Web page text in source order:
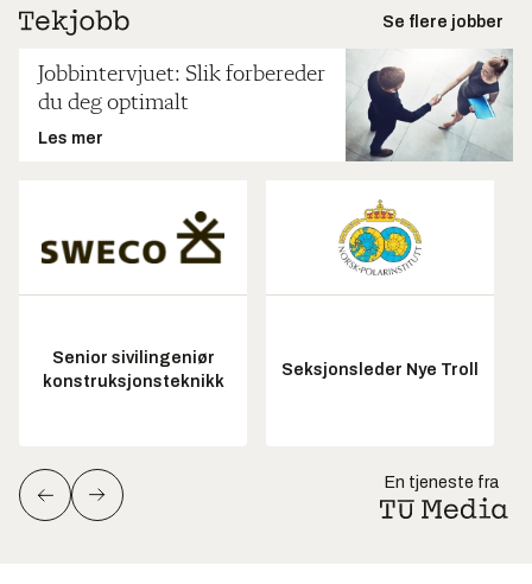
Se flere jobber
Jobbintervjuet: Slik forbereder
du deg optimalt
Les mer
Senior sivilingeniør
konstruksjonsteknikk
Seksjonsleder Nye Troll
En tjeneste fra